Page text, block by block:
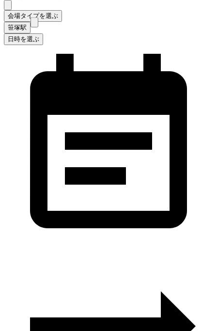
会場タイプを選ぶ
笹塚駅
日時を選ぶ